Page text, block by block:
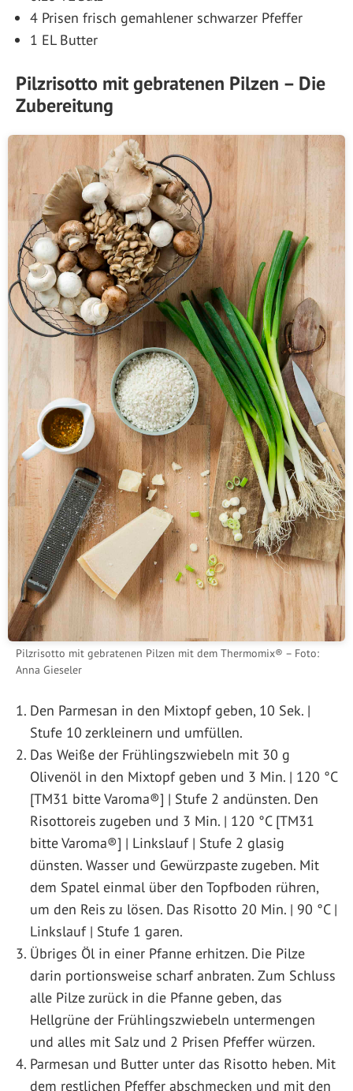
4 Prisen frisch gemahlener schwarzer Pfeffer
1 EL Butter
Pilzrisotto mit gebratenen Pilzen – Die
Zubereitung
Pilzrisotto mit gebratenen Pilzen mit dem Thermomix® – Foto:
Anna Gieseler
Den Parmesan in den Mixtopf geben, 10 Sek. |
Stufe 10 zerkleinern und umfüllen.
Das Weiße der Frühlingszwiebeln mit 30 g
Olivenöl in den Mixtopf geben und 3 Min. | 120 °C
[TM31 bitte Varoma®] | Stufe 2 andünsten. Den
Risottoreis zugeben und 3 Min. | 120 °C [TM31
bitte Varoma®] | Linkslauf | Stufe 2 glasig
dünsten. Wasser und Gewürzpaste zugeben. Mit
dem Spatel einmal über den Topfboden rühren,
um den Reis zu lösen. Das Risotto 20 Min. | 90 °C |
Linkslauf | Stufe 1 garen.
Übriges Öl in einer Pfanne erhitzen. Die Pilze
darin portionsweise scharf anbraten. Zum Schluss
alle Pilze zurück in die Pfanne geben, das
Hellgrüne der Frühlingszwiebeln untermengen
und alles mit Salz und 2 Prisen Pfeffer würzen.
Parmesan und Butter unter das Risotto heben. Mit
dem restlichen Pfeffer abschmecken und mit den